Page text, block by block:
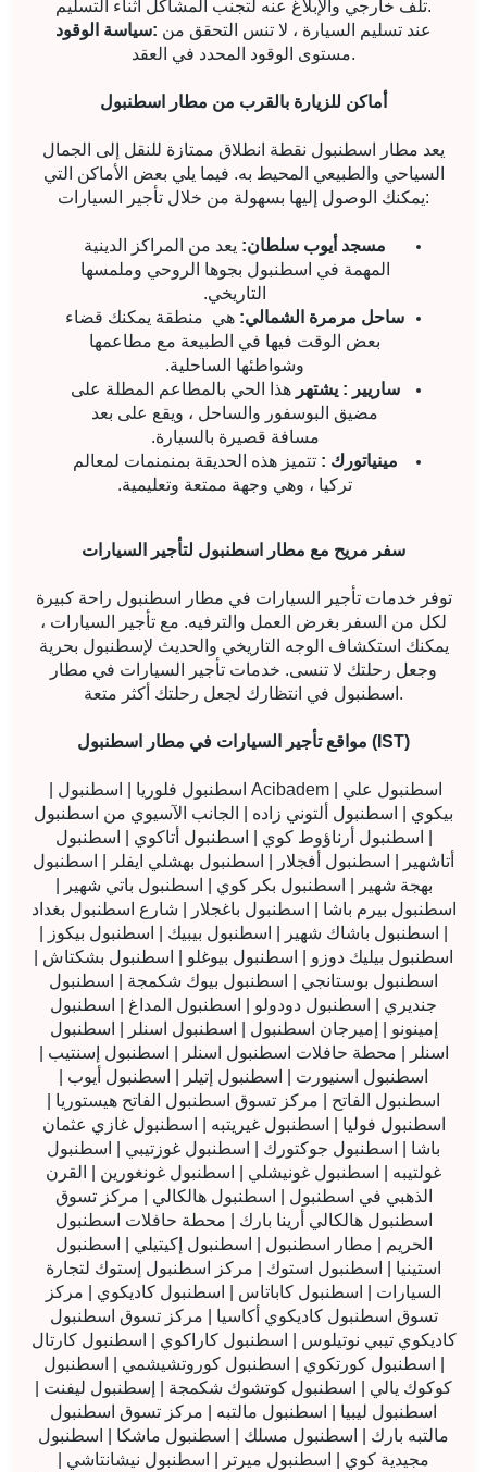
تلف خارجي والإبلاغ عنه لتجنب المشاكل أثناء التسليم.
سياسة الوقود:
مستوى الوقود المحدد في العقد.
أماكن للزيارة بالقرب من مطار اسطنبول
يعد مطار اسطنبول نقطة انطلاق ممتازة للنقل إلى الجمال
السياحي والطبيعي المحيط به. فيما يلي بعض الأماكن التي
يمكنك الوصول إليها بسهولة من خلال تأجير السيارات:
مسجد أيوب سلطان: يعد من المراكز الدينية
المهمة في اسطنبول بجوها الروحي وملمسها
التاريخي.
ساحل مرمرة الشمالي: هي منطقة يمكنك قضاء
بعض الوقت فيها في الطبيعة مع مطاعمها
وشواطئها الساحلية.
ساريير : يشتهر هذا الحي بالمطاعم المطلة على
مضيق البوسفور والساحل ، ويقع على بعد
مسافة قصيرة بالسيارة.
مينياتورك : تتميز هذه الحديقة بمنمنمات لمعالم
تركيا ، وهي وجهة ممتعة وتعليمية.
سفر مريح مع مطار اسطنبول لتأجير السيارات
توفر خدمات تأجير السيارات في مطار اسطنبول راحة كبيرة
لكل من السفر بغرض العمل والترفيه. مع تأجير السيارات ،
يمكنك استكشاف الوجه التاريخي والحديث لإسطنبول بحرية
وجعل رحلتك لا تنسى. خدمات تأجير السيارات في مطار
اسطنبول في انتظارك لجعل رحلتك أكثر متعة.
مواقع تأجير السيارات في مطار اسطنبول (IST)
بيكوي | اسطنبول ألتوني زاده | الجانب الآسيوي من اسطنبول
| اسطنبول أرناؤوط كوي | اسطنبول أتاكوي | اسطنبول
أتاشهير | اسطنبول أفجلار | اسطنبول بهشلي ايفلر | اسطنبول
بهجة شهير | اسطنبول بكر كوي | اسطنبول باتي شهير |
اسطنبول بيرم باشا | اسطنبول باغجلار | شارع اسطنبول بغداد
| اسطنبول باشاك شهير | اسطنبول بيبيك | اسطنبول بيكوز |
اسطنبول بيليك دوزو | اسطنبول بيوغلو | اسطنبول بشكتاش |
اسطنبول بوستانجي | اسطنبول بيوك شكمجة | اسطنبول
جنديري | اسطنبول دودولو | اسطنبول المداغ | اسطنبول
إمينونو | إميرجان اسطنبول | اسطنبول اسنلر | اسطنبول
اسنلر | محطة حافلات اسطنبول اسنلر | اسطنبول إسنتيب |
اسطنبول اسنيورت | اسطنبول إتيلر | اسطنبول أيوب |
اسطنبول الفاتح | مركز تسوق اسطنبول الفاتح هيستوريا |
اسطنبول فوليا | اسطنبول غيريتبه | اسطنبول غازي عثمان
باشا | اسطنبول جوكتورك | اسطنبول غوزتيبي | اسطنبول
غولتيبه | اسطنبول غونيشلي | اسطنبول غونغورين | القرن
الذهبي في اسطنبول | اسطنبول هالكالي | مركز تسوق
اسطنبول هالكالي أرينا بارك | محطة حافلات اسطنبول
الحريم | مطار اسطنبول | اسطنبول إكيتيلي | اسطنبول
استينيا | اسطنبول استوك | مركز اسطنبول إستوك لتجارة
السيارات | اسطنبول كاباتاس | اسطنبول كاديكوي | مركز
تسوق اسطنبول كاديكوي أكاسيا | مركز تسوق اسطنبول
كاديكوي تيبي نوتيلوس | اسطنبول كاراكوي | اسطنبول كارتال
| اسطنبول كورتكوي | اسطنبول كوروتشيشمي | اسطنبول
كوكوك يالي | اسطنبول كوتشوك شكمجة | إسطنبول ليفنت |
اسطنبول ليبيا | اسطنبول مالتبه | مركز تسوق اسطنبول
مالتبه بارك | اسطنبول مسلك | اسطنبول ماشكا | اسطنبول
مجيدية كوي | اسطنبول ميرتر | اسطنبول نيشانتاشي |